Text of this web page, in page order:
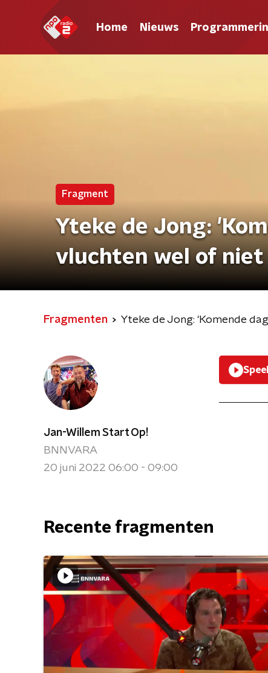
Home Nieuws
Fragment
Yteke de Jong:
vluchten wel of
Fragmenten Yteke de Jong: 'Komende
Jan-Willem Start Op!
BNNVARA
20 juni 2022 06:00 - 09:00
Recente fragmenten